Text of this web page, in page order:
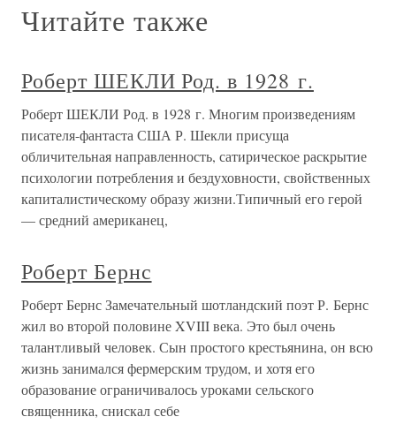
Читайте также
Роберт ШЕКЛИ Род. в 1928 г.
Роберт ШЕКЛИ Род. в 1928 г. Многим произведениям
писателя-фантаста США Р. Шекли присуща
обличительная направленность, сатирическое раскрытие
психологии потребления и бездуховности, свойственных
капиталистическому образу жизни.Типичный его герой
— средний американец,
Роберт Бернс
Роберт Бернс Замечательный шотландский поэт Р. Бернс
жил во второй половине XVIII века. Это был очень
талантливый человек. Сын простого крестьянина, он всю
жизнь занимался фермерским трудом, и хотя его
образование ограничивалось уроками сельского
священника, снискал себе